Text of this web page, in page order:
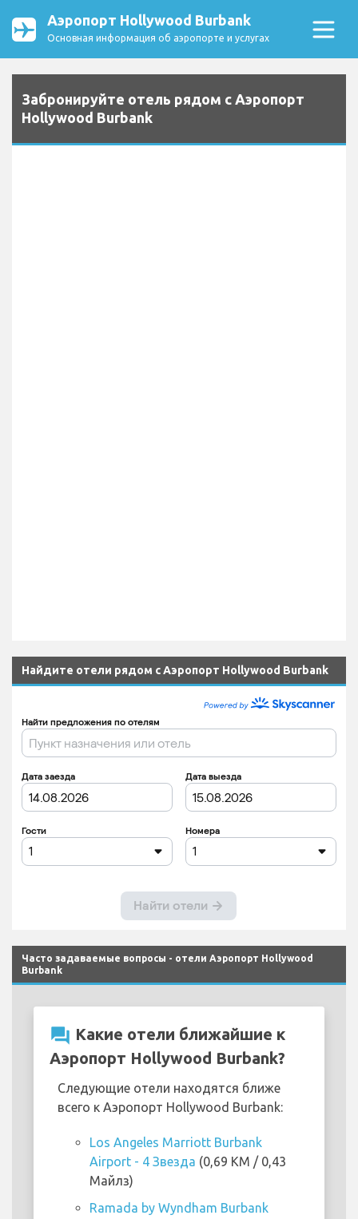
Аэропорт Hollywood Burbank
Основная информация об аэропорте и услугах
Забронируйте отель рядом с Аэропорт
Hollywood Burbank
Найдите отели рядом с Аэропорт Hollywood Burbank
Часто задаваемые вопросы - отели Аэропорт Hollywood
Burbank
question_answer Какие отели ближайшие к
Аэропорт Hollywood Burbank?
Следующие отели находятся ближе
всего к Аэропорт Hollywood Burbank:
Los Angeles Marriott Burbank
Airport - 4 Звезда (0,69 KM / 0,43
Майлз)
Ramada by Wyndham Burbank